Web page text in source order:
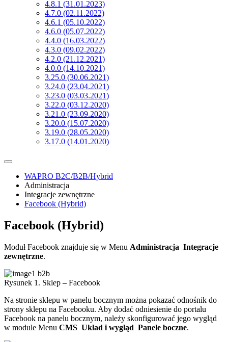
4.8.1 (31.01.2023)
4.7.0 (02.11.2022)
4.6.1 (05.10.2022)
4.6.0 (05.07.2022)
4.4.0 (16.03.2022)
4.3.0 (09.02.2022)
4.2.0 (21.12.2021)
4.0.0 (14.10.2021)
3.25.0 (30.06.2021)
3.24.0 (23.04.2021)
3.23.0 (03.03.2021)
3.22.0 (03.12.2020)
3.21.0 (23.09.2020)
3.20.0 (15.07.2020)
3.19.0 (28.05.2020)
3.17.0 (14.01.2020)
WAPRO B2C/B2B/Hybrid
Administracja
Integracje zewnętrzne
Facebook (Hybrid)
Facebook (Hybrid)
Moduł Facebook znajduje się w Menu Administracja Integracje
zewnętrzne.
Rysunek 1. Sklep – Facebook
Na stronie sklepu w panelu bocznym można pokazać odnośnik do
strony sklepu na Facebooku. Aby dodać odniesienie do portalu
Facebook na panelu bocznym, należy skonfigurować jego wygląd
w module Menu CMS Układ i wygląd Panele boczne.